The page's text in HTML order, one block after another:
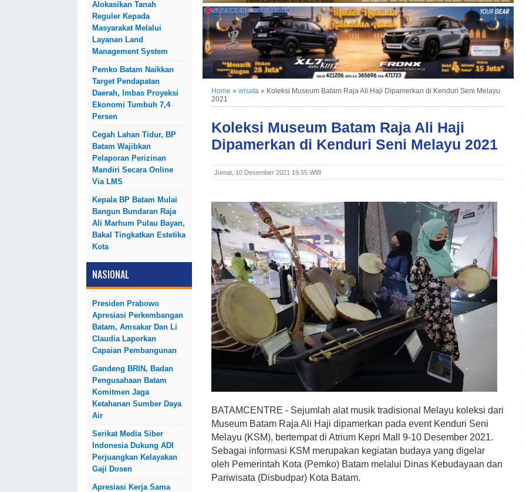
Alokasikan Tanah
Reguler Kepada
Masyarakat Melalui
Layanan Land
Management System
Pemko Batam Naikkan
Target Pendapatan
Daerah, Imbas Proyeksi
Ekonomi Tumbuh 7,4
Persen
Cegah Lahan Tidur, BP
Batam Wajibkan
Pelaporan Perizinan
Mandiri Secara Online
Via LMS
Kepala BP Batam Mulai
Bangun Bundaran Raja
Ali Marhum Pulau Bayan,
Bakal Tingkatkan Estetika
Kota
NASIONAL
Presiden Prabowo
Apresiasi Perkembangan
Batam, Amsakar Dan Li
Claudia Laporkan
Capaian Pembangunan
Gandeng BRIN, Badan
Pengusahaan Batam
Komitmen Jaga
Ketahanan Sumber Daya
Air
Serikat Media Siber
Indonesia Dukung ADI
Perjuangkan Kelayakan
Gaji Dosen
Apresiasi Kerja Sama
Home » wisata » Koleksi Museum Batam Raja Ali Haji Dipamerkan di Kenduri Seni Melayu
2021
Koleksi Museum Batam Raja Ali Haji
Dipamerkan di Kenduri Seni Melayu 2021
Jumat, 10 Desember 2021 19.55 WIB
BATAMCENTRE - Sejumlah alat musik tradisional Melayu koleksi dari
Museum Batam Raja Ali Haji dipamerkan pada event Kenduri Seni
Melayu (KSM), bertempat di Atrium Kepri Mall 9-10 Desember 2021.
Sebagai informasi KSM merupakan kegiatan budaya yang digelar
oleh Pemerintah Kota (Pemko) Batam melalui Dinas Kebudayaan dan
Pariwisata (Disbudpar) Kota Batam.